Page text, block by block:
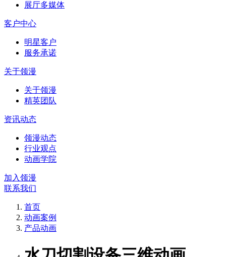
展厅多媒体
客户中心
明星客户
服务承诺
关于领漫
关于领漫
精英团队
资讯动态
领漫动态
行业观点
动画学院
加入领漫
联系我们
首页
动画案例
产品动画